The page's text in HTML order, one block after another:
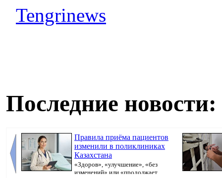
Tengrinews
Последние новости:
Правила приёма пациентов
изменили в поликлиниках
Казахстана
«Здоров», «улучшение», «без
изменений» или «продолжает